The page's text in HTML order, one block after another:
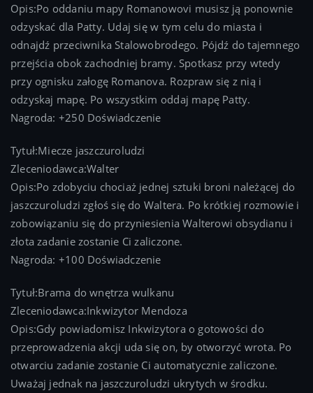
Opis:Po oddaniu mapy Romanowovi musisz ją ponownie
odzyskać dla Patty. Udaj się w tym celu do miasta i
odnajdź przeciwnika Stalowobrodego. Pójdź do tajemnego
przejścia obok zachodniej bramy. Spotkasz przy wtedy
przy ognisku załogę Romanova. Rozpraw się z nią i
odzyskaj mapę. Po wszystkim oddaj mapę Patty.
Nagroda: +250 Doświadczenie
Tytuł:Miecze jaszczuroludzi
Zleceniodawca:Walter
Opis:Po zdobyciu chociaż jednej sztuki broni należącej do
jaszczuroludzi zgłoś się do Waltera. Po krótkiej rozmowie i
zobowiązaniu się do przyniesienia Walterowi obsydianu i
złota zadanie zostanie Ci zaliczone.
Nagroda: +100 Doświadczenie
Tytuł:Brama do wnętrza wulkanu
Zleceniodawca:Inkwizytor Mendoza
Opis:Gdy powiadomisz Inkwizytora o gotowości do
przeprowadzenia akcji uda się on, by otworzyć wrota. Po
otwarciu zadanie zostanie Ci automatycznie zaliczone.
Uważaj jednak na jaszczuroludzi ukrytych w środku.